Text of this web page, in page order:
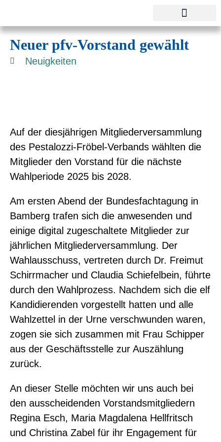
Pestalozzi-Fröbel-Verband e.V.
Neuer pfv-Vorstand gewählt
Neuigkeiten
Auf der diesjährigen Mitgliederversammlung
des Pestalozzi-Fröbel-Verbands wählten die
Mitglieder den Vorstand für die nächste
Wahlperiode 2025 bis 2028.
Am ersten Abend der Bundesfachtagung in
Bamberg trafen sich die anwesenden und
einige digital zugeschaltete Mitglieder zur
jährlichen Mitgliederversammlung. Der
Wahlausschuss, vertreten durch Dr. Freimut
Schirrmacher und Claudia Schiefelbein, führte
durch den Wahlprozess. Nachdem sich die elf
Kandidierenden vorgestellt hatten und alle
Wahlzettel in der Urne verschwunden waren,
zogen sie sich zusammen mit Frau Schipper
aus der Geschäftsstelle zur Auszählung
zurück.
An dieser Stelle möchten wir uns auch bei
den ausscheidenden Vorstandsmitgliedern
Regina Esch, Maria Magdalena Hellfritsch
und Christina Zabel für ihr Engagement für